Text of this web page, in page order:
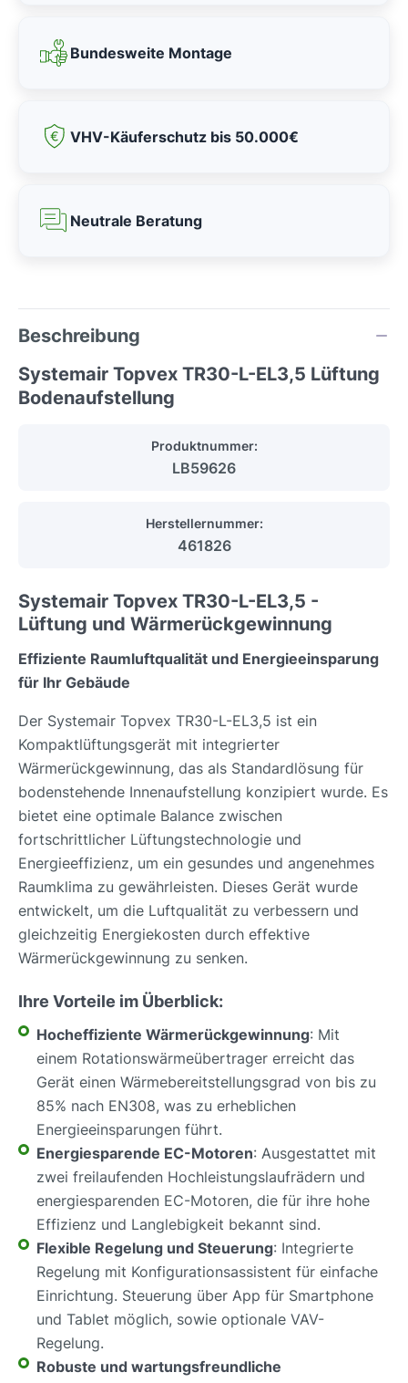
Bundesweite Montage
VHV-Käuferschutz bis 50.000€
Neutrale Beratung
Beschreibung
Systemair Topvex TR30-L-EL3,5 Lüftung
Bodenaufstellung
Produktnummer:
LB59626
Herstellernummer:
461826
Systemair Topvex TR30-L-EL3,5 -
Lüftung und Wärmerückgewinnung
Effiziente Raumluftqualität und Energieeinsparung
für Ihr Gebäude
Der Systemair Topvex TR30-L-EL3,5 ist ein
Kompaktlüftungsgerät mit integrierter
Wärmerückgewinnung, das als Standardlösung für
bodenstehende Innenaufstellung konzipiert wurde. Es
bietet eine optimale Balance zwischen
fortschrittlicher Lüftungstechnologie und
Energieeffizienz, um ein gesundes und angenehmes
Raumklima zu gewährleisten. Dieses Gerät wurde
entwickelt, um die Luftqualität zu verbessern und
gleichzeitig Energiekosten durch effektive
Wärmerückgewinnung zu senken.
Ihre Vorteile im Überblick:
Hocheffiziente Wärmerückgewinnung: Mit
einem Rotationswärmeübertrager erreicht das
Gerät einen Wärmebereitstellungsgrad von bis zu
85% nach EN308, was zu erheblichen
Energieeinsparungen führt.
Energiesparende EC-Motoren: Ausgestattet mit
zwei freilaufenden Hochleistungslaufrädern und
energiesparenden EC-Motoren, die für ihre hohe
Effizienz und Langlebigkeit bekannt sind.
Flexible Regelung und Steuerung: Integrierte
Regelung mit Konfigurationsassistent für einfache
Einrichtung. Steuerung über App für Smartphone
und Tablet möglich, sowie optionale VAV-
Regelung.
Robuste und wartungsfreundliche